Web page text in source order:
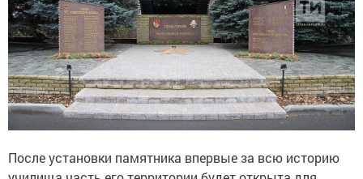
После установки памятника впервые за всю историю